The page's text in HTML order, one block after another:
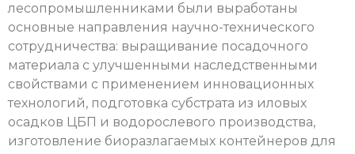
лесопромышленниками были выработаны
основные направления научно-технического
сотрудничества: выращивание посадочного
материала с улучшенными наследственными
свойствами с применением инновационных
технологий, подготовка субстрата из иловых
осадков ЦБП и водорослевого производства,
изготовление биоразлагаемых контейнеров для